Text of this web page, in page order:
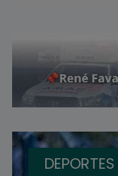
DEPORTES